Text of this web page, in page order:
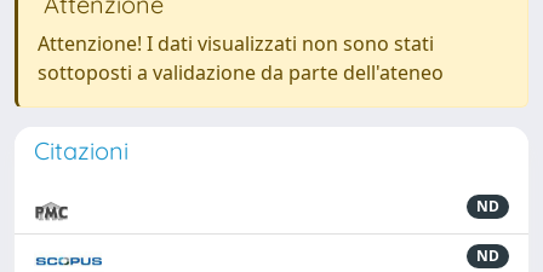
Attenzione! I dati visualizzati non sono stati
sottoposti a validazione da parte dell'ateneo
Citazioni
ND
ND